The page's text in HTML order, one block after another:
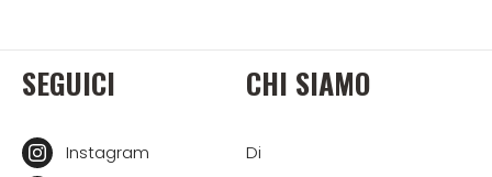
SEGUICI
Instagram
CHI SIAMO
Di